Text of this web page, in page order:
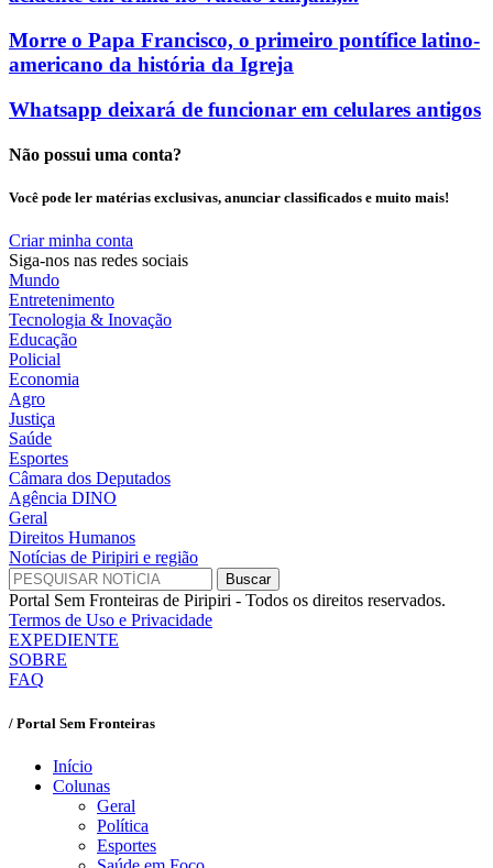
Morre o Papa Francisco, o primeiro pontífice latino-
americano da história da Igreja
Whatsapp deixará de funcionar em celulares antigos
Não possui uma conta?
Você pode ler matérias exclusivas, anunciar classificados e muito mais!
Criar minha conta
Siga-nos nas redes sociais
Mundo
Entretenimento
Tecnologia & Inovação
Educação
Policial
Economia
Agro
Justiça
Saúde
Esportes
Câmara dos Deputados
Agência DINO
Geral
Direitos Humanos
Notícias de Piripiri e região
Portal Sem Fronteiras de Piripiri - Todos os direitos reservados.
Termos de Uso e Privacidade
EXPEDIENTE
SOBRE
FAQ
/ Portal Sem Fronteiras
Início
Colunas
Geral
Política
Esportes